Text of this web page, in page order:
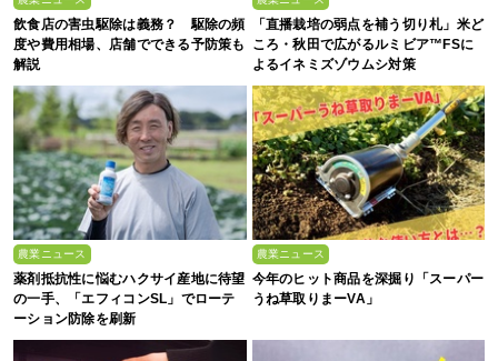
飲食店の害虫駆除は義務？ 駆除の頻
度や費用相場、店舗でできる予防策も
解説
「直播栽培の弱点を補う切り札」米ど
ころ・秋田で広がるルミビア™FSに
よるイネミズゾウムシ対策
農業ニュース
薬剤抵抗性に悩むハクサイ産地に待望
の一手、「エフィコンSL」でローテ
ーション防除を刷新
農業ニュース
今年のヒット商品を深掘り「スーパー
うね草取りまーVA」